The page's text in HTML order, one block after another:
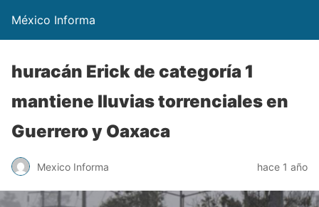
México Informa
huracán Erick de categoría 1
mantiene lluvias torrenciales en
Guerrero y Oaxaca
Mexico Informa hace 1 año